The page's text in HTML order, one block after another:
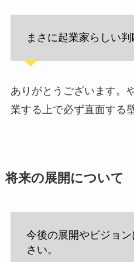
まさに起業家らしい判
ありがとうございます。
業する上で必ず直面する
将来の展開について
今後の展開やビジョ
さい。